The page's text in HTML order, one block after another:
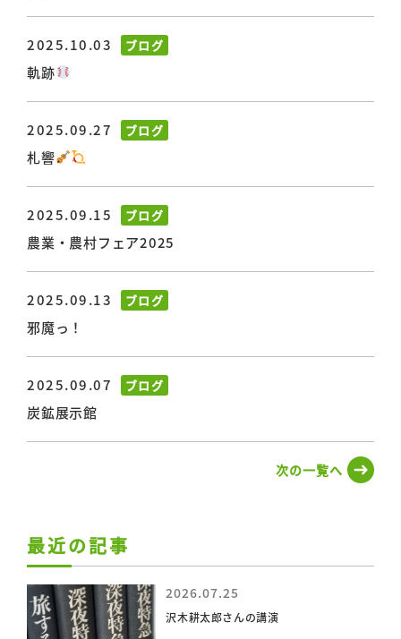
2025.10.03 ブログ
軌跡
2025.09.27 ブログ
札響
2025.09.15 ブログ
農業・農村フェア2025
2025.09.13 ブログ
邪魔っ！
2025.09.07 ブログ
炭鉱展示館
次の一覧へ
最近の記事
2026.07.25
沢木耕太郎さんの講演